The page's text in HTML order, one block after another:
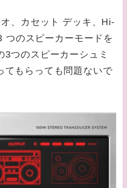
オ、カセット デッキ、Hi-
つのスピーカーモードを
3つのスピーカーシュミ
てもらっても問題ないで